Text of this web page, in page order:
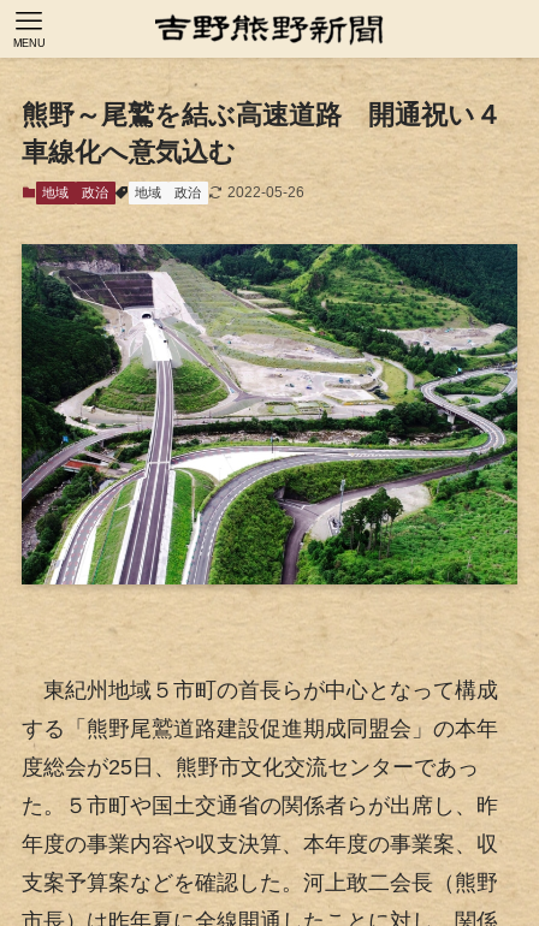
MENU
熊野～尾鷲を結ぶ高速道路 開通祝い４
車線化へ意気込む
地域 政治 地域 政治 2022-05-26
東紀州地域５市町の首長らが中心となって構成
する「熊野尾鷲道路建設促進期成同盟会」の本年
度総会が25日、熊野市文化交流センターであっ
た。５市町や国土交通省の関係者らが出席し、昨
年度の事業内容や収支決算、本年度の事業案、収
支案予算案などを確認した。河上敢二会長（熊野